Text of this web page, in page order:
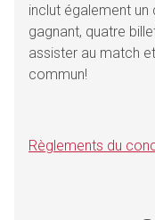
inclut également un
gagnant, quatre
assister au match
commun!
Règlements du